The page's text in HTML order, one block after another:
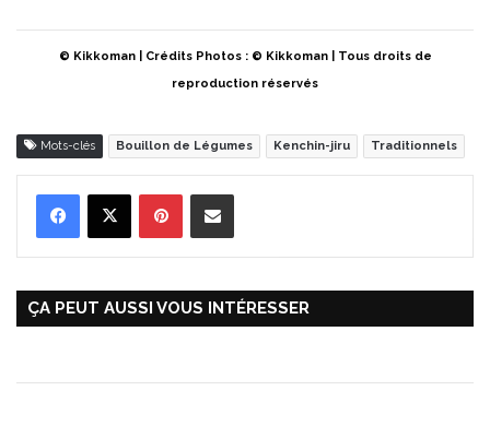
© Kikkoman | Crédits Photos : © Kikkoman | Tous droits de
reproduction réservés
Mots-clés Bouillon de Légumes Kenchin-jiru Traditionnels
ÇA PEUT AUSSI VOUS INTÉRESSER